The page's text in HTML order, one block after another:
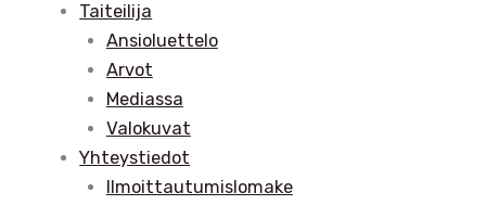
Taiteilija
Ansioluettelo
Arvot
Mediassa
Valokuvat
Yhteystiedot
Ilmoittautumislomake